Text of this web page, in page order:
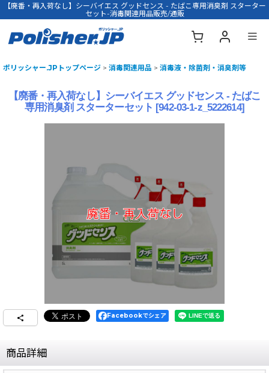
【廃番・再入荷なし】シーバイエス グッドセンス - たばこ専用消臭剤 スターター
セット-消毒関連用品販売/通販
ポリッシャー.JPトップページ > 消毒関連用品 > 消毒液・除菌剤・消臭剤等
【廃番・再入荷なし】シーバイエス グッドセンス - たばこ
専用消臭剤 スターターセット [942-03-1-z_5222614]
Facebookでシェア
商品詳細